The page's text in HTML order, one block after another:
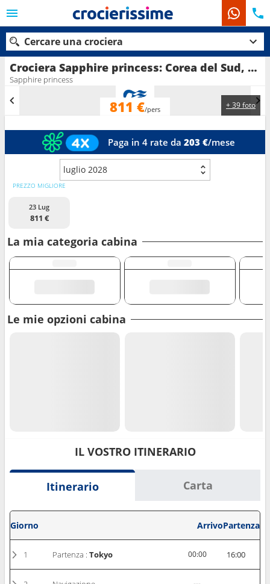
Crociera Sapphire princess: Corea del Sud, Giappone in partenza da Tokyo
Sapphire princess
+ 39 foto
811 €/pers
Paga in 4 rate da 203 €/mese
luglio 2028
PREZZO MIGLIORE
23 Lug
811 €
La mia categoria cabina
Le mie opzioni cabina
IL VOSTRO ITINERARIO
Itinerario Carta
Giorno ArrivoPartenza
1 Partenza :Tokyo 00:00 16:00
Cercare una crociera
Le nostre destinazioni
Mesi di partenza
Compagnie